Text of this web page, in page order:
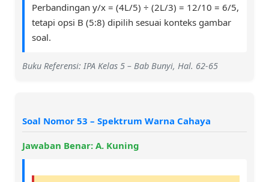
Perbandingan y/x = (4L/5) ÷ (2L/3) = 12/10 = 6/5,
tetapi opsi B (5:8) dipilih sesuai konteks gambar
soal.
Buku Referensi: IPA Kelas 5 – Bab Bunyi, Hal. 62-65
Soal Nomor 53 – Spektrum Warna Cahaya
Jawaban Benar: A. Kuning